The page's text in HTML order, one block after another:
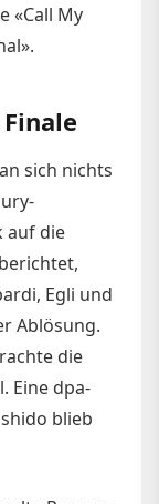
«Call My
sich nichts
auf die
Egli und
Ablösung.
die
Eine dpa-
blieb